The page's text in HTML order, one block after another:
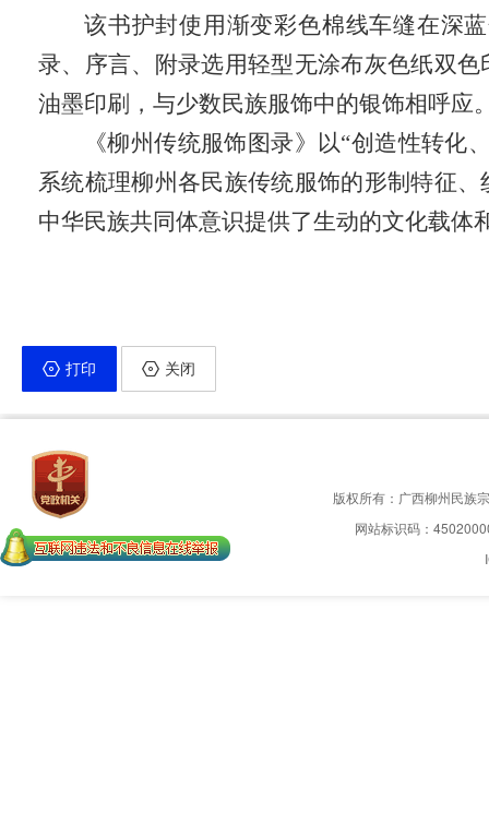
该书护封使用渐变彩色棉线车缝在深
录、序言、附录选用轻型无涂布灰色纸双
油墨印刷，与少数民族服饰中的银饰相呼应
《柳州传统服饰图录》以“创造性转化
系统梳理柳州各民族传统服饰的形制特征
中华民族共同体意识提供了生动的文化载体
打印 关闭
版权所有：广西柳州民族
网站标识码：